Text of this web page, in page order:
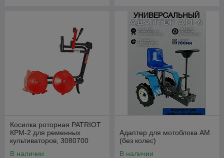
Косилка роторная PATRIOT
КРМ-2 для ременных
культиваторов, 3080700
В наличии
Адаптер для мотоблока АМ
(без колес)
В наличии